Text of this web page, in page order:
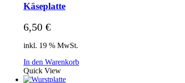
Käseplatte
6,50 €
inkl. 19 % MwSt.
In den Warenkorb
Quick View